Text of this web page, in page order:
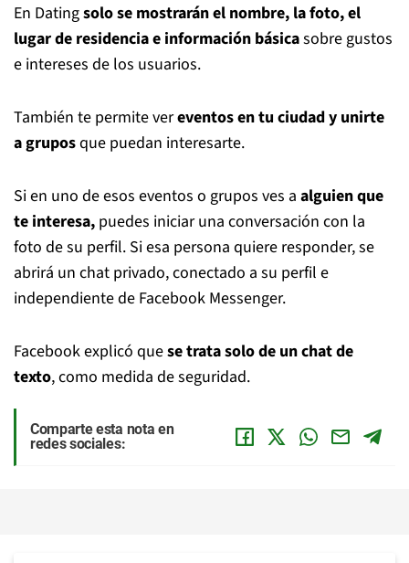
En Datingsolo se mostrarán el nombre, la foto, el
lugar de residencia e información básicasobre gustos
e intereses de los usuarios.
También te permite vereventos en tu ciudad y unirte
a gruposque puedan interesarte.
Si en uno de esos eventos o grupos ves a alguien que
te interesa, puedes iniciar una conversación con la
foto de su perfil. Si esa persona quiere responder, se
abrirá un chat privado, conectado a su perfil e
independiente de Facebook Messenger.
Facebook explicó quese trata solo de un chat de
texto, como medida de seguridad.
Comparte esta nota en
redes sociales: